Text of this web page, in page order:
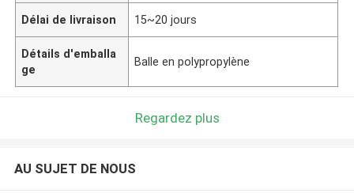
Délai de livraison 15~20 jours
Détails d'emballa
ge
Balle en polypropylène
Regardez plus
AU SUJET DE NOUS